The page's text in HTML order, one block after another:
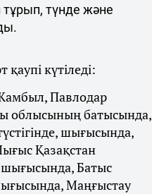
түнде және
күтіледі:
Павлодар
облысының батысында,
шығысында,
Қазақстан
Батыс
Маңғыстау